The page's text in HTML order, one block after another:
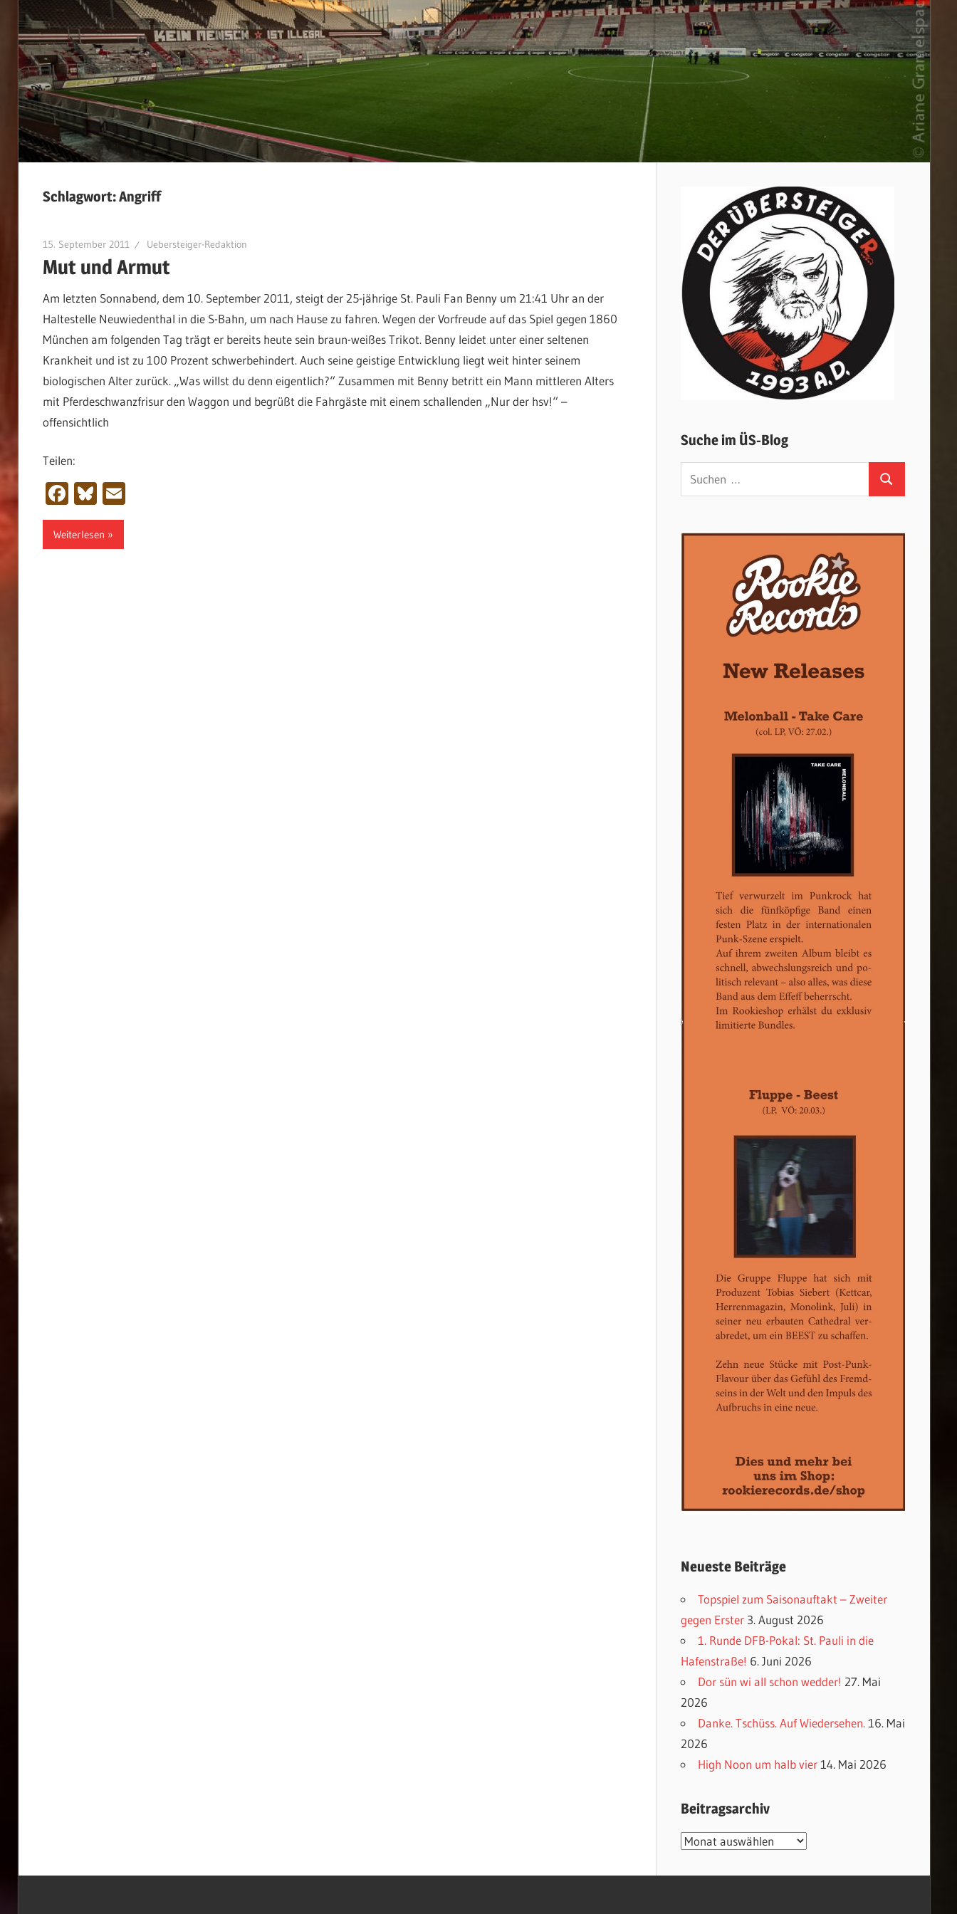
Schlagwort:Angriff
15. September 2011 Uebersteiger-Redaktion
Mut und Armut
Am letzten Sonnabend, dem 10. September 2011, steigt der 25-jährige St. Pauli Fan Benny um 21:41 Uhr an der
Haltestelle Neuwiedenthal in die S-Bahn, um nach Hause zu fahren. Wegen der Vorfreude auf das Spiel gegen 1860
München am folgenden Tag trägt er bereits heute sein braun-weißes Trikot. Benny leidet unter einer seltenen
Krankheit und ist zu 100 Prozent schwerbehindert. Auch seine geistige Entwicklung liegt weit hinter seinem
biologischen Alter zurück. „Was willst du denn eigentlich?“ Zusammen mit Benny betritt ein Mann mittleren Alters
mit Pferdeschwanzfrisur den Waggon und begrüßt die Fahrgäste mit einem schallenden „Nur der hsv!“ –
offensichtlich
Teilen:
Facebook
Bluesky
Email
Weiterlesen
Suche im ÜS-Blog
Suchen
nach:
Suchen
Neueste Beiträge
Topspiel zum Saisonauftakt – Zweiter
gegen Erster 3. August 2026
1. Runde DFB-Pokal: St. Pauli in die
Hafenstraße! 6. Juni 2026
Dor sün wi all schon wedder! 27. Mai
2026
Danke. Tschüss. Auf Wiedersehen. 16. Mai
2026
High Noon um halb vier 14. Mai 2026
Beitragsarchiv
Beitragsarchiv